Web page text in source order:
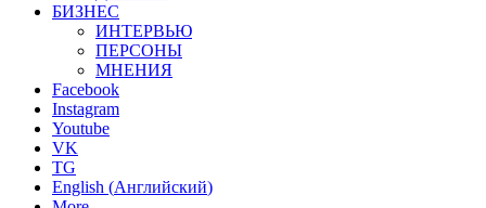
БИЗНЕС
ИНТЕРВЬЮ
ПЕРСОНЫ
МНЕНИЯ
Facebook
Instagram
Youtube
VK
TG
English (Английский)